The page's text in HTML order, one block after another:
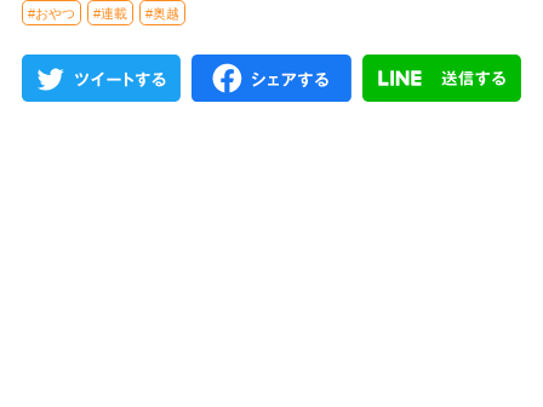
#おやつ #連載 #奥越